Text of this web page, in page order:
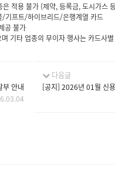
적용 불가 (제약, 등록금, 도시가스
프트/하이브리드/은행계열 카드
공 불가
기타 업종의 무이자 행사는 카드사
안내
다음글
[공지] 2026년 01월 신